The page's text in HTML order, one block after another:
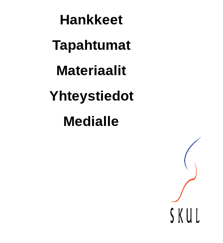
Hankkeet
Tapahtumat
Materiaalit
Yhteystiedot
Medialle